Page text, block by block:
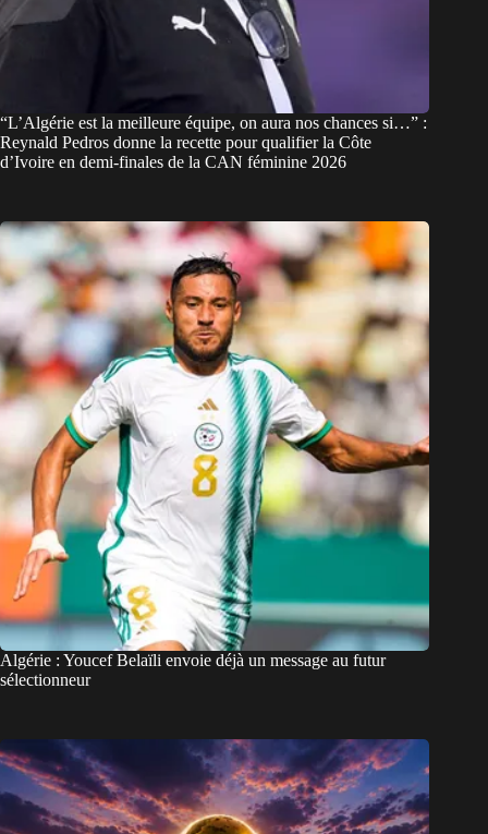
“L’Algérie est la meilleure équipe, on aura nos chances si…” :
Reynald Pedros donne la recette pour qualifier la Côte
d’Ivoire en demi-finales de la CAN féminine 2026
Algérie : Youcef Belaïli envoie déjà un message au futur
sélectionneur